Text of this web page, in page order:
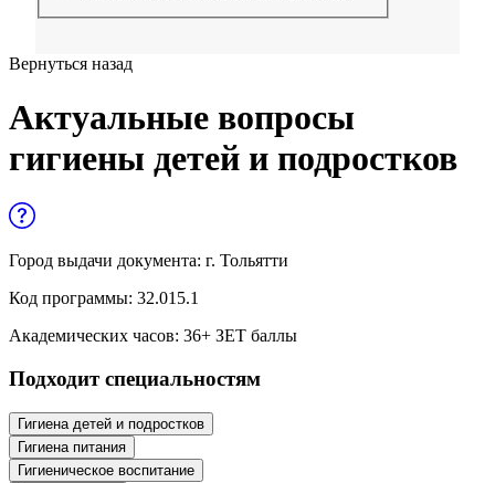
медицине
Образование и педагогические науки
Социология и социальная работа
и служащих
История и археология
Психологические науки
Вернуться назад
Актуальные вопросы
гигиены детей и подростков
Город выдачи документа: г. Тольятти
Код программы: 32.015.1
Академических часов: 36+ ЗЕТ баллы
Подходит специальностям
Гигиена детей и подростков
Гигиена питания
Гигиеническое воспитание